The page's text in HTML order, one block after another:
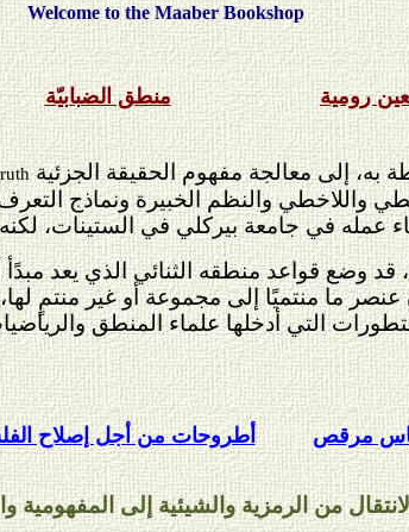
to the Maaber Bookshop
منطق الضبابيّة رومية
به، إلى معالجة مفهوم الحقيقة الجزئية
واللاخطي والنظم الخبيرة ونماذج
عمله في جامعة بيركلي في
قد وضع قواعد منطقه الثنائي الذي يعد
عنصر ما منتميًا إلى مجموعة أو غير منتمٍ
التي أدخلها علماء المنطق
أطروحات من أجل إصلاح مرقص